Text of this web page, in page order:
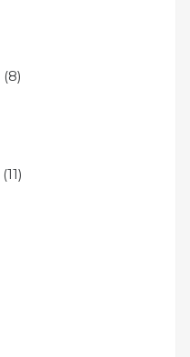
(8)
(11)